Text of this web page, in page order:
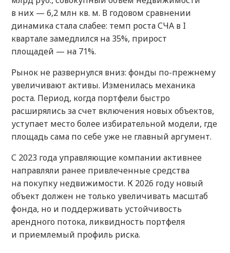
в них — 6,2 млн кв. м. В годовом сравнении
динамика стала слабее: темп роста СЧА в I
квартале замедлился на 35%, прирост
площадей — на 71%.
Рынок не развернулся вниз: фонды по-прежнему
увеличивают активы. Изменилась механика
роста. Период, когда портфели быстро
расширялись за счет включения новых объектов,
уступает место более избирательной модели, где
площадь сама по себе уже не главный аргумент.
С 2023 года управляющие компании активнее
направляли ранее привлеченные средства
на покупку недвижимости. К 2026 году новый
объект должен не только увеличивать масштаб
фонда, но и поддерживать устойчивость
арендного потока, ликвидность портфеля
и приемлемый профиль риска.